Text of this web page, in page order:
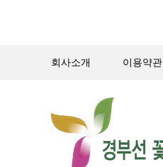
회사소개 이용약관